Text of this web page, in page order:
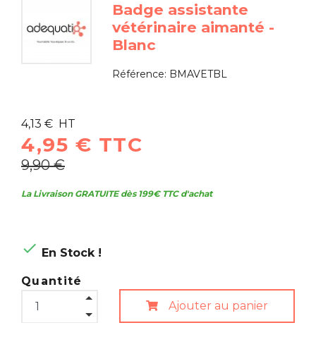
Badge assistante
vétérinaire aimanté -
Blanc
Référence: BMAVETBL
4,13 € HT
4,95 € TTC
9,90 €
La Livraison GRATUITE dès 199€ TTC d'achat
 En Stock !
Quantité
Ajouter au panier